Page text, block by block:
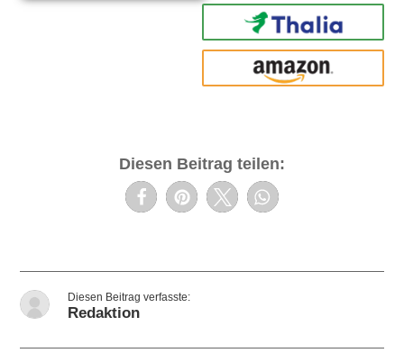
Thalia
amazon
Diesen Beitrag teilen:
Redaktion